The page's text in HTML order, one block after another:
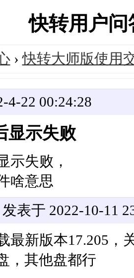
快转用户
›快转大师版使用
4-22 00:24:28
显示失败
示失败，
啥意思
发表于 2022-10-11
最新版本17.205，
，其他盘都行